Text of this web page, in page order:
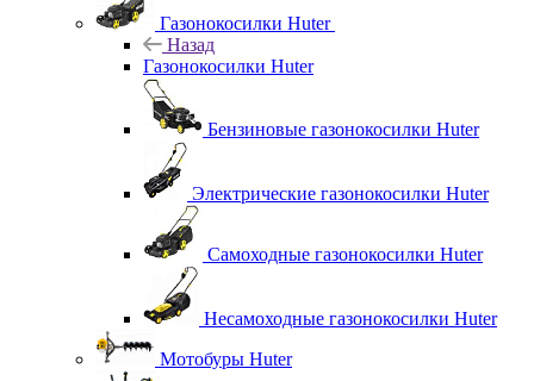
Газонокосилки Huter
Назад
Газонокосилки Huter
Бензиновые газонокосилки Huter
Электрические газонокосилки Huter
Самоходные газонокосилки Huter
Несамоходные газонокосилки Huter
Мотобуры Huter